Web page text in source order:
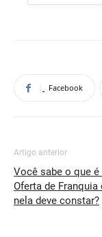
Facebook
Artigo anterior
Você sabe o que
Oferta de Franquia
nela deve constar?